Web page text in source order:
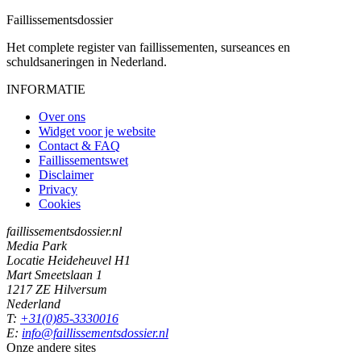
Faillissementsdossier
Het complete register van faillissementen, surseances en
schuldsaneringen in Nederland.
INFORMATIE
Over ons
Widget voor je website
Contact & FAQ
Faillissementswet
Disclaimer
Privacy
Cookies
faillissementsdossier.nl
Media Park
Locatie Heideheuvel H1
Mart Smeetslaan 1
1217 ZE Hilversum
Nederland
T: +31(0)85-3330016
E: info@faillissementsdossier.nl
Onze andere sites